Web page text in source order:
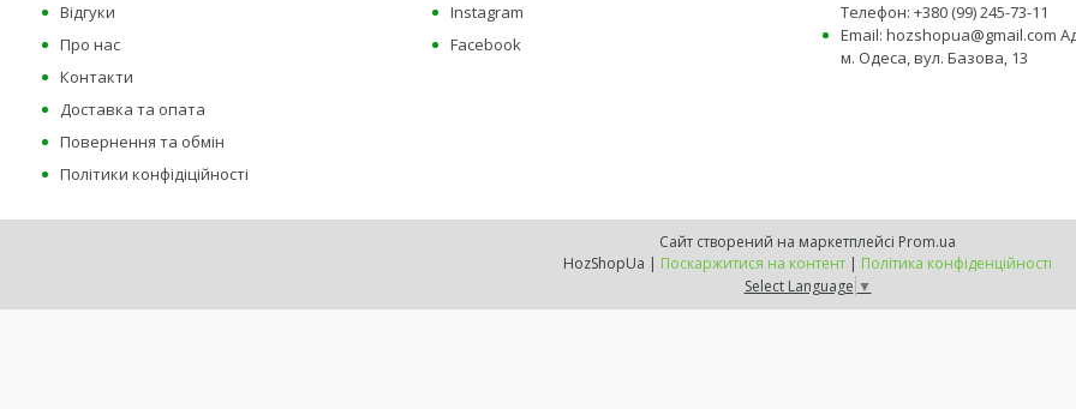
Відгуки
Про нас
Контакти
Доставка та опата
Повернення та обмін
Політики конфідіційності
Instagram
Facebook
Телефон: +380 (99) 245-73-11
Email: hozshopua@gmail.com
м. Одеса, вул. Базова, 13
Сайт створений на маркетплейсі Prom.ua
HozShopUa | Поскаржитися на контент | Політика конфіденційності
Select Language ▼